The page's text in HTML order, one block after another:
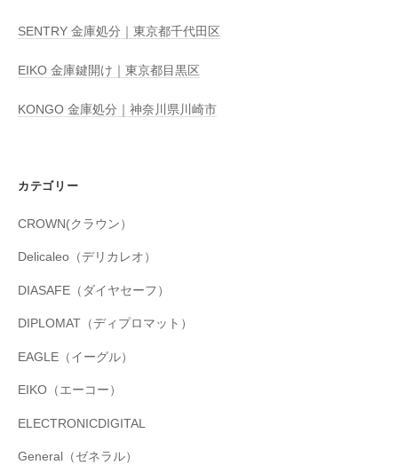
SENTRY 金庫処分｜東京都千代田区
EIKO 金庫鍵開け｜東京都目黒区
KONGO 金庫処分｜神奈川県川崎市
カテゴリー
CROWN(クラウン）
Delicaleo（デリカレオ）
DIASAFE（ダイヤセーフ）
DIPLOMAT（ディプロマット）
EAGLE（イーグル）
EIKO（エーコー）
ELECTRONICDIGITAL
General（ゼネラル）